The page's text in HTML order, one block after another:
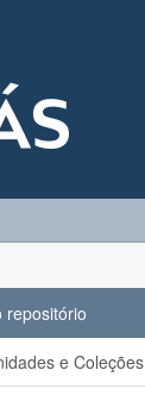
repositório
e Coleções